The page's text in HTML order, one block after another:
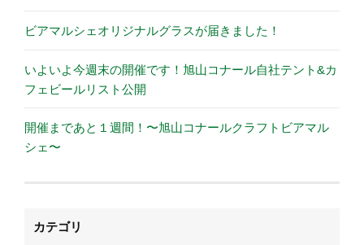
ビアマルシェオリジナルグラスが届きました！
いよいよ今週末の開催です！旭山コナール自社テント&カ
フェビールリスト公開
開催まであと１週間！〜旭山コナールクラフトビアマル
シェ〜
カテゴリ